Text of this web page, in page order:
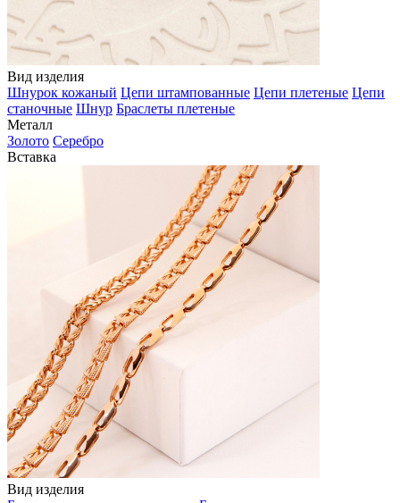
Вид изделия
Шнурок кожаный Цепи штампованные Цепи плетеные Цепи
станочные Шнур Браслеты плетеные
Металл
Золото Серебро
Вставка
Вид изделия